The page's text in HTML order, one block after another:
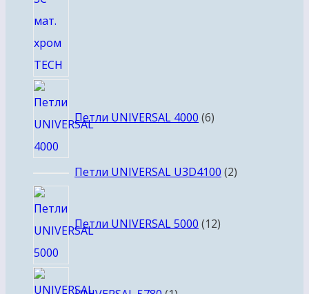
Петли UNIVERSAL 4000 6товаров
Петли UNIVERSAL U3D4100 22
Петли UNIVERSAL 5000 12товаров